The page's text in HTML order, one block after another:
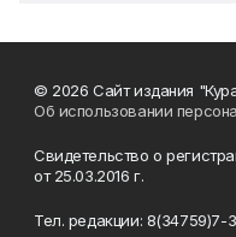
© 2026 Сайт издания
Об использовании
Свидетельство о
от 25.03.2016 г.
Тел. редакции: 8(34759)7-